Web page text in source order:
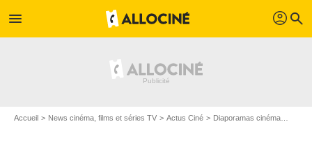
menu profil search
Accueil News cinéma, films et séries TV Actus Ciné Diaporamas cinéma